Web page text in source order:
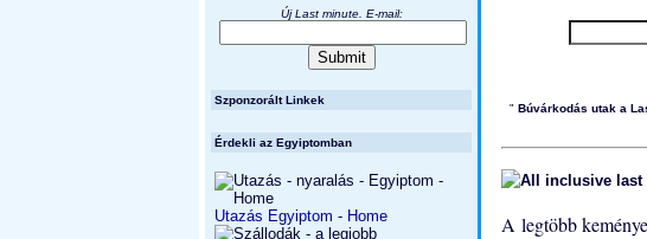
Új Last minute. E-mail:
Szponzorált Linkek
Érdekli az Egyiptomban
Utazás Egyiptom - Home
" Búvárkodás utak a
A legtöbb